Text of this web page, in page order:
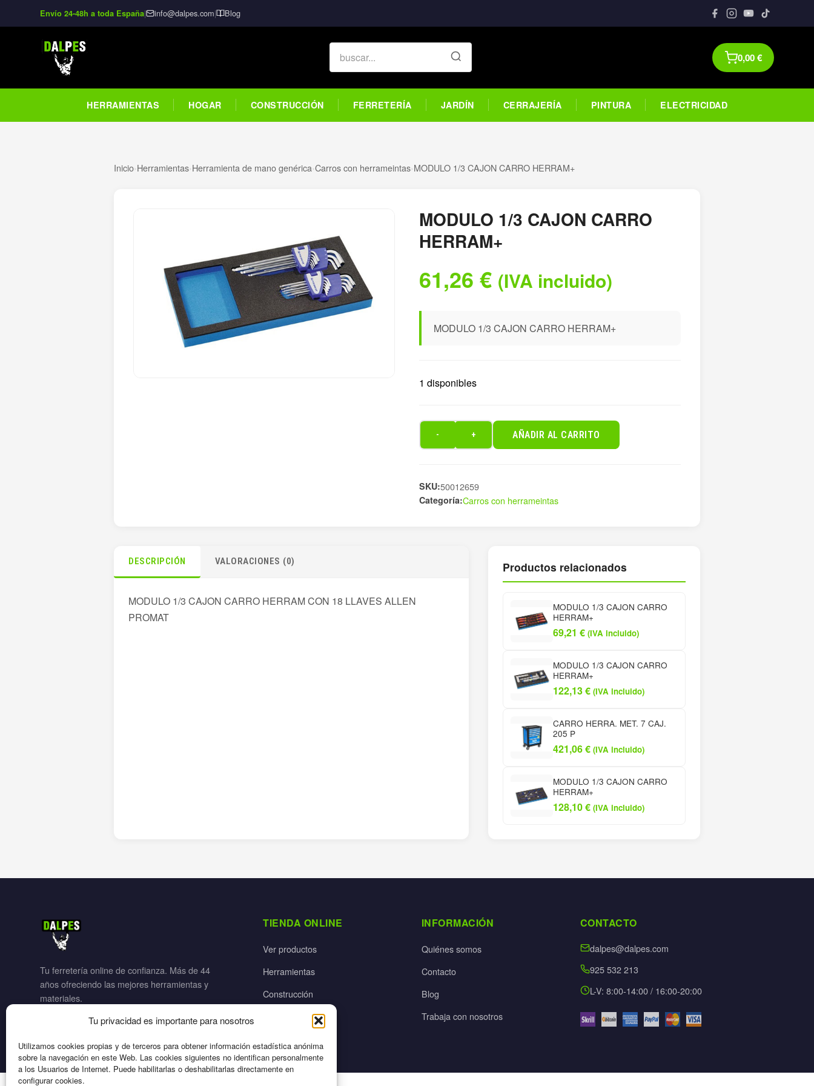
Tu privacidad es importante para nosotros
Utilizamos cookies propias y de terceros para obtener información estadística anónima
sobre la navegación en este Web. Las cookies siguientes no identifican personalmente
a los Usuarios de Internet. Puede habilitarlas o deshabilitarlas directamente en
configurar cookies.
Envío 24-48h a toda España| info@dalpes.com| Blog
0,00€
HERRAMIENTAS HOGAR CONSTRUCCIÓN FERRETERÍA JARDÍN CERRAJERÍA PINTURA ELECTRICIDAD
Inicio›Herramientas›Herramienta de mano genérica›Carros con herrameintas›MODULO 1/3 CAJON CARRO HERRAM+
MODULO 1/3 CAJON CARRO
HERRAM+
61,26 € (IVA incluido)
MODULO 1/3 CAJON CARRO HERRAM+
1 disponibles
CARRO
HERRAM+
- + AÑADIR AL CARRITO
SKU:50012659
Categoría:Carros con herrameintas
DESCRIPCIÓN VALORACIONES (0)
MODULO 1/3 CAJON CARRO HERRAM CON 18 LLAVES ALLEN
PROMAT
Productos relacionados
MODULO 1/3 CAJON CARRO
HERRAM+
69,21 € (IVA incluido)
MODULO 1/3 CAJON CARRO
HERRAM+
122,13€ (IVA incluido)
CARRO HERRA. MET. 7 CAJ.
205 P
421,06€ (IVA incluido)
MODULO 1/3 CAJON CARRO
HERRAM+
128,10€ (IVA incluido)
Tu ferretería online de confianza. Más de 44
años ofreciendo las mejores herramientas y
materiales.
TIENDA ONLINE
Ver productos
Herramientas
Construcción
INFORMACIÓN
Quiénes somos
Contacto
Blog
Trabaja con nosotros
CONTACTO
dalpes@dalpes.com
925 532 213
L-V: 8:00-14:00 / 16:00-20:00